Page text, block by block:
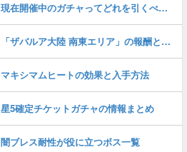
現在開催中のガチャってどれを引くべき？｜ガチャ情報一覧
「ザバルア大陸 南東エリア」の報酬と獲得経験値
マキシマムヒートの効果と入手方法
星5確定チケットガチャの情報まとめ
闇ブレス耐性が役に立つボス一覧